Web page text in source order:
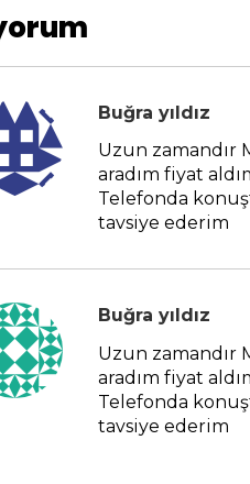
Buğra yıldız
Uzun zamandır
aradım fiyat
Telefonda
tavsiye ederim
Buğra yıldız
Uzun zamandır
aradım fiyat
Telefonda
tavsiye ederim